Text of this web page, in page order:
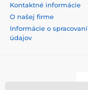
Kontaktné informácie
O našej firme
Informácie o spracovaní
údajov